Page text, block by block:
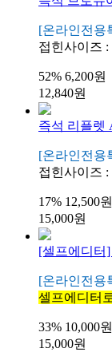
[온라인전용
접힌사이즈 :
52% 6,200원
12,840원
즉석 리플렛
[온라인전용
접힌사이즈 :
17% 12,500원
15,000원
[셀프에디터
[온라인전용
셀프에디터
33% 10,000원
15,000원